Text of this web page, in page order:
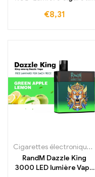
Acheter 5000 bouffées
€8,31
Cigarettes électroniques jetables
RandM Dazzle King
3000 LED lumière Vape